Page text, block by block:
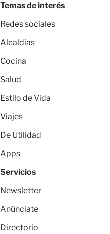
Temas de interés
Redes sociales
Alcaldías
Cocina
Salud
Estilo de Vida
Viajes
De Utilidad
Apps
Servicios
Newsletter
Anúnciate
Directorio